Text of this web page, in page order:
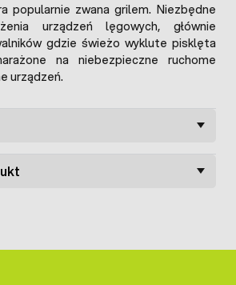
popularnie zwana grilem. Niezbędne
urządzeń lęgowych, głównie
gdzie świeżo wyklute pisklęta
na niebezpieczne ruchome
urządzeń.